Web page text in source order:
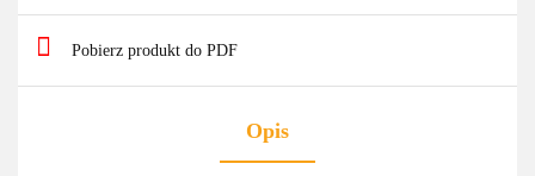
Pobierz produkt do PDF
Opis